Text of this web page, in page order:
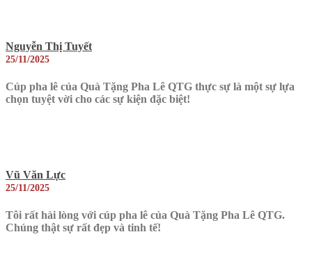
Nguyễn Thị Tuyết
25/11/2025
Cúp pha lê của Quà Tặng Pha Lê QTG thực sự là một sự lựa
chọn tuyệt vời cho các sự kiện đặc biệt!
Vũ Văn Lực
25/11/2025
Tôi rất hài lòng với cúp pha lê của Quà Tặng Pha Lê QTG.
Chúng thật sự rất đẹp và tinh tế!